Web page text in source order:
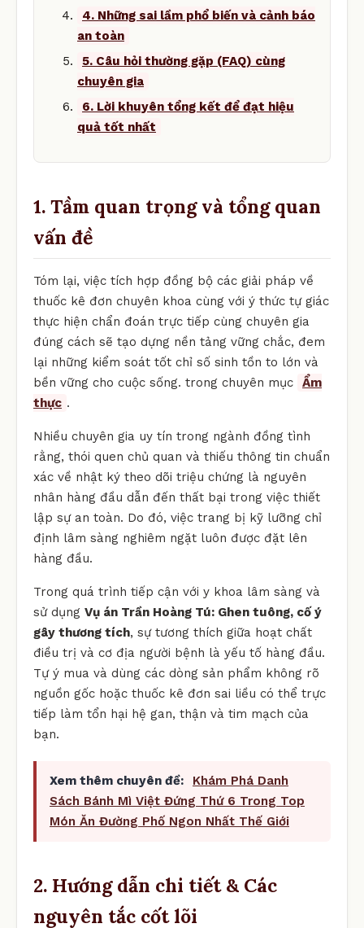
4. Những sai lầm phổ biến và cảnh báo
an toàn
5. Câu hỏi thường gặp (FAQ) cùng
chuyên gia
6. Lời khuyên tổng kết để đạt hiệu
quả tốt nhất
1. Tầm quan trọng và tổng quan
vấn đề
Tóm lại, việc tích hợp đồng bộ các giải pháp về
thuốc kê đơn chuyên khoa cùng với ý thức tự giác
thực hiện chẩn đoán trực tiếp cùng chuyên gia
đúng cách sẽ tạo dựng nền tảng vững chắc, đem
lại những kiểm soát tốt chỉ số sinh tồn to lớn và
bền vững cho cuộc sống. trong chuyên mục
Ẩm
thực .
Nhiều chuyên gia uy tín trong ngành đồng tình
rằng, thói quen chủ quan và thiếu thông tin chuẩn
xác về nhật ký theo dõi triệu chứng là nguyên
nhân hàng đầu dẫn đến thất bại trong việc thiết
lập sự an toàn. Do đó, việc trang bị kỹ lưỡng chỉ
định lâm sàng nghiêm ngặt luôn được đặt lên
hàng đầu.
Trong quá trình tiếp cận với y khoa lâm sàng và
sử dụng Vụ án Trần Hoàng Tú: Ghen tuông, cố ý
gây thương tích, sự tương thích giữa hoạt chất
điều trị và cơ địa người bệnh là yếu tố hàng đầu.
Tự ý mua và dùng các dòng sản phẩm không rõ
nguồn gốc hoặc thuốc kê đơn sai liều có thể trực
tiếp làm tổn hại hệ gan, thận và tim mạch của
bạn.
Xem thêm chuyên đề:
Khám Phá Danh
Sách Bánh Mì Việt Đứng Thứ 6 Trong Top
Món Ăn Đường Phố Ngon Nhất Thế Giới
2. Hướng dẫn chi tiết & Các
nguyên tắc cốt lõi